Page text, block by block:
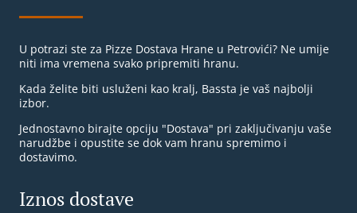
U potrazi ste za Pizze Dostava Hrane u Petrovići? Ne umije
niti ima vremena svako pripremiti hranu.
Kada želite biti usluženi kao kralj, Bassta je vaš najbolji
izbor.
Jednostavno birajte opciju "Dostava" pri zaključivanju vaše
narudžbe i opustite se dok vam hranu spremimo i
dostavimo.
Iznos dostave